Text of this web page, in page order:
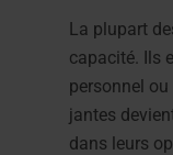
La plupart
capacité. Ils
personnel
jantes
dans leurs